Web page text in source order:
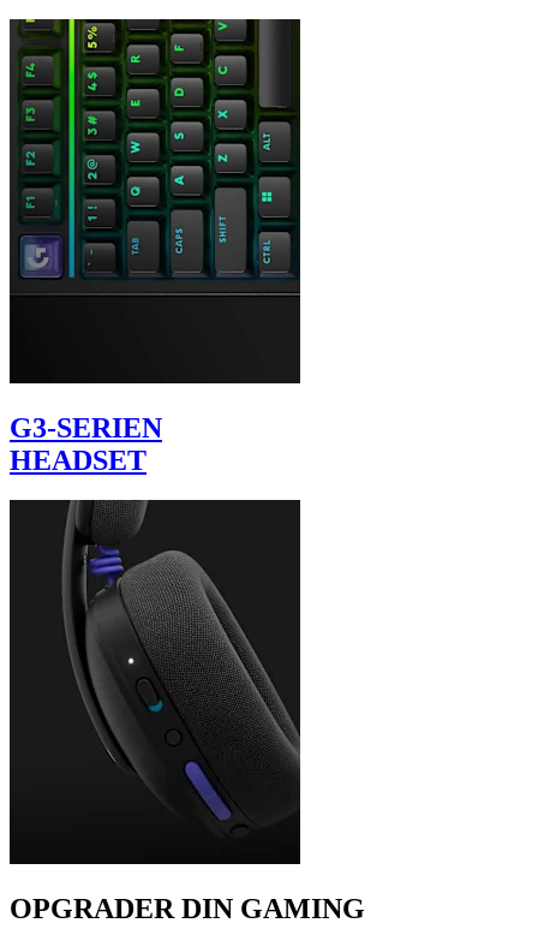
G3-SERIEN
HEADSET
OPGRADER DIN GAMING